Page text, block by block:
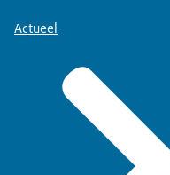
Actueel